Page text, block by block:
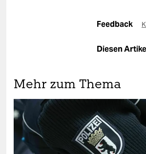
Feedback
Diesen
Mehr zum Thema